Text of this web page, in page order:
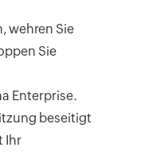
wehren Sie
Sie
Enterprise.
beseitigt
Ihr